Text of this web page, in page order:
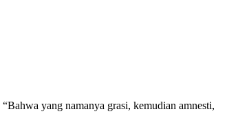
“Bahwa yang namanya grasi, kemudian amnesti,